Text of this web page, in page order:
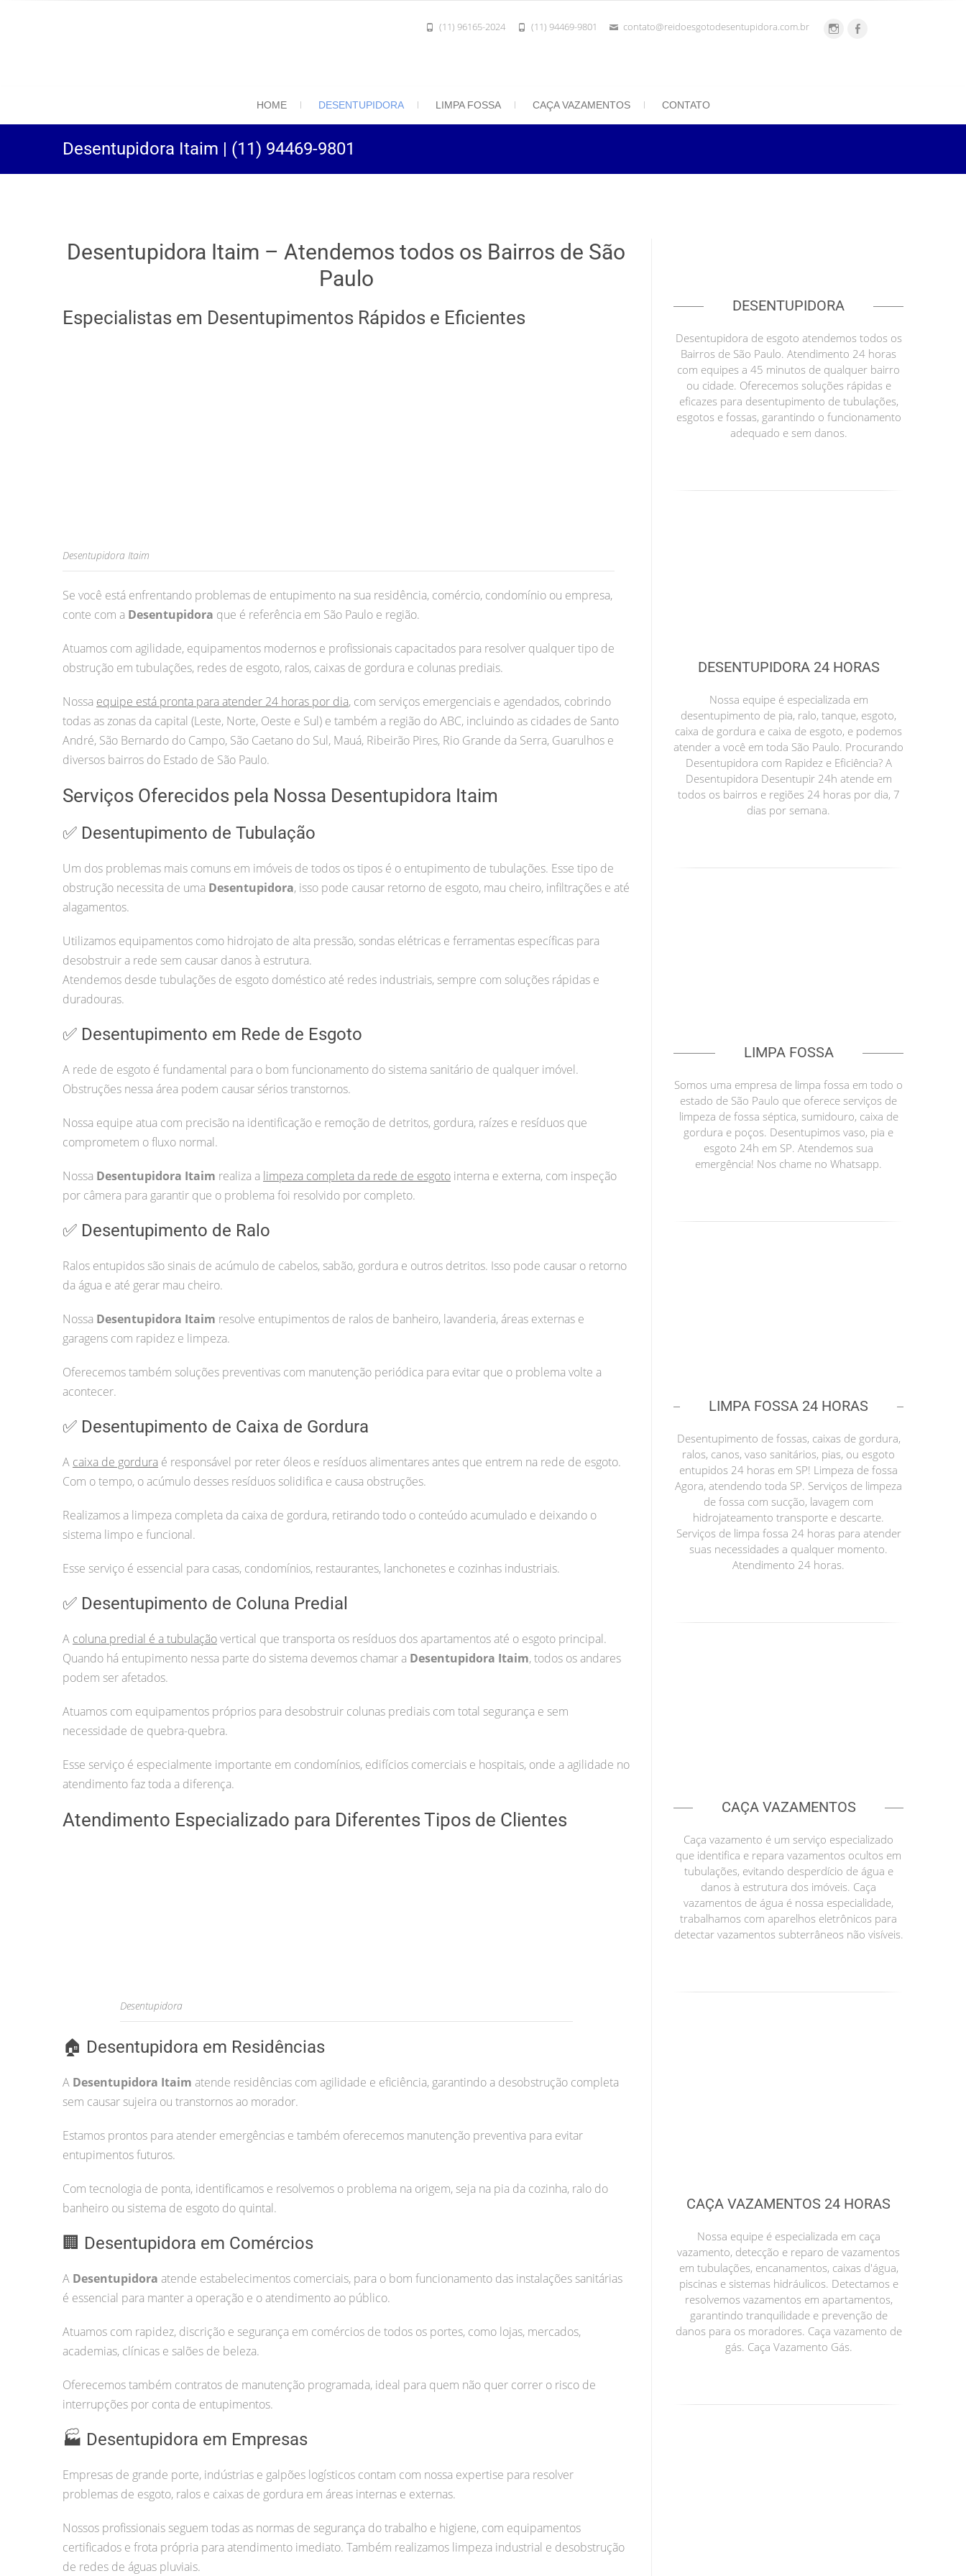
(11) 96165-2024 (11) 94469-9801 contato@reidoesgotodesentupidora.com.br
HOME DESENTUPIDORA LIMPA FOSSA CAÇA VAZAMENTOS CONTATO
Desentupidora Itaim | (11) 94469-9801
Desentupidora Itaim – Atendemos todos os Bairros de São
Paulo
Especialistas em Desentupimentos Rápidos e Eficientes
Desentupidora Itaim
Se você está enfrentando problemas de entupimento na sua residência, comércio, condomínio ou empresa,
conte com a Desentupidora que é referência em São Paulo e região.
Atuamos com agilidade, equipamentos modernos e profissionais capacitados para resolver qualquer tipo de
obstrução em tubulações, redes de esgoto, ralos, caixas de gordura e colunas prediais.
Nossa equipe está pronta para atender 24 horas por dia, com serviços emergenciais e agendados, cobrindo
todas as zonas da capital (Leste, Norte, Oeste e Sul) e também a região do ABC, incluindo as cidades de Santo
André, São Bernardo do Campo, São Caetano do Sul, Mauá, Ribeirão Pires, Rio Grande da Serra, Guarulhos e
diversos bairros do Estado de São Paulo.
Serviços Oferecidos pela Nossa Desentupidora Itaim
✅ Desentupimento de Tubulação
Um dos problemas mais comuns em imóveis de todos os tipos é o entupimento de tubulações. Esse tipo de
obstrução necessita de uma Desentupidora, isso pode causar retorno de esgoto, mau cheiro, infiltrações e até
alagamentos.
Utilizamos equipamentos como hidrojato de alta pressão, sondas elétricas e ferramentas específicas para
desobstruir a rede sem causar danos à estrutura.
Atendemos desde tubulações de esgoto doméstico até redes industriais, sempre com soluções rápidas e
duradouras.
✅ Desentupimento em Rede de Esgoto
A rede de esgoto é fundamental para o bom funcionamento do sistema sanitário de qualquer imóvel.
Obstruções nessa área podem causar sérios transtornos.
Nossa equipe atua com precisão na identificação e remoção de detritos, gordura, raízes e resíduos que
comprometem o fluxo normal.
Nossa Desentupidora Itaim realiza a limpeza completa da rede de esgoto interna e externa, com inspeção
por câmera para garantir que o problema foi resolvido por completo.
✅ Desentupimento de Ralo
Ralos entupidos são sinais de acúmulo de cabelos, sabão, gordura e outros detritos. Isso pode causar o retorno
da água e até gerar mau cheiro.
Nossa Desentupidora Itaim resolve entupimentos de ralos de banheiro, lavanderia, áreas externas e
garagens com rapidez e limpeza.
Oferecemos também soluções preventivas com manutenção periódica para evitar que o problema volte a
acontecer.
✅ Desentupimento de Caixa de Gordura
A caixa de gordura é responsável por reter óleos e resíduos alimentares antes que entrem na rede de esgoto.
Com o tempo, o acúmulo desses resíduos solidifica e causa obstruções.
Realizamos a limpeza completa da caixa de gordura, retirando todo o conteúdo acumulado e deixando o
sistema limpo e funcional.
Esse serviço é essencial para casas, condomínios, restaurantes, lanchonetes e cozinhas industriais.
✅ Desentupimento de Coluna Predial
A coluna predial é a tubulaçãovertical que transporta os resíduos dos apartamentos até o esgoto principal.
Quando há entupimento nessa parte do sistema devemos chamar a Desentupidora Itaim, todos os andares
podem ser afetados.
Atuamos com equipamentos próprios para desobstruir colunas prediais com total segurança e sem
necessidade de quebra-quebra.
Esse serviço é especialmente importante em condomínios, edifícios comerciais e hospitais, onde a agilidade no
atendimento faz toda a diferença.
Atendimento Especializado para Diferentes Tipos de Clientes
Desentupidora
🏠 Desentupidora em Residências
A Desentupidora Itaim atende residências com agilidade e eficiência, garantindo a desobstrução completa
sem causar sujeira ou transtornos ao morador.
Estamos prontos para atender emergências e também oferecemos manutenção preventiva para evitar
entupimentos futuros.
Com tecnologia de ponta, identificamos e resolvemos o problema na origem, seja na pia da cozinha, ralo do
banheiro ou sistema de esgoto do quintal.
🏢 Desentupidora em Comércios
A Desentupidora atende estabelecimentos comerciais, para o bom funcionamento das instalações sanitárias
é essencial para manter a operação e o atendimento ao público.
Atuamos com rapidez, discrição e segurança em comércios de todos os portes, como lojas, mercados,
academias, clínicas e salões de beleza.
Oferecemos também contratos de manutenção programada, ideal para quem não quer correr o risco de
interrupções por conta de entupimentos.
🏭 Desentupidora em Empresas
Empresas de grande porte, indústrias e galpões logísticos contam com nossa expertise para resolver
problemas de esgoto, ralos e caixas de gordura em áreas internas e externas.
Nossos profissionais seguem todas as normas de segurança do trabalho e higiene, com equipamentos
certificados e frota própria para atendimento imediato. Também realizamos limpeza industrial e desobstrução
de redes de águas pluviais.
DESENTUPIDORA
Desentupidora de esgoto atendemos todos os
Bairros de São Paulo. Atendimento 24 horas
com equipes a 45 minutos de qualquer bairro
ou cidade. Oferecemos soluções rápidas e
eficazes para desentupimento de tubulações,
esgotos e fossas, garantindo o funcionamento
adequado e sem danos.
DESENTUPIDORA 24 HORAS
Nossa equipe é especializada em
desentupimento de pia, ralo, tanque, esgoto,
caixa de gordura e caixa de esgoto, e podemos
atender a você em toda São Paulo. Procurando
Desentupidora com Rapidez e Eficiência? A
Desentupidora Desentupir 24h atende em
todos os bairros e regiões 24 horas por dia, 7
dias por semana.
LIMPA FOSSA
Somos uma empresa de limpa fossa em todo o
estado de São Paulo que oferece serviços de
limpeza de fossa séptica, sumidouro, caixa de
gordura e poços. Desentupimos vaso, pia e
esgoto 24h em SP. Atendemos sua
emergência! Nos chame no Whatsapp.
LIMPA FOSSA 24 HORAS
Desentupimento de fossas, caixas de gordura,
ralos, canos, vaso sanitários, pias, ou esgoto
entupidos 24 horas em SP! Limpeza de fossa
Agora, atendendo toda SP. Serviços de limpeza
de fossa com sucção, lavagem com
hidrojateamento transporte e descarte.
Serviços de limpa fossa 24 horas para atender
suas necessidades a qualquer momento.
Atendimento 24 horas.
CAÇA VAZAMENTOS
Caça vazamento é um serviço especializado
que identifica e repara vazamentos ocultos em
tubulações, evitando desperdício de água e
danos à estrutura dos imóveis. Caça
vazamentos de água é nossa especialidade,
trabalhamos com aparelhos eletrônicos para
detectar vazamentos subterrâneos não visíveis.
CAÇA VAZAMENTOS 24 HORAS
Nossa equipe é especializada em caça
vazamento, detecção e reparo de vazamentos
em tubulações, encanamentos, caixas d'água,
piscinas e sistemas hidráulicos. Detectamos e
resolvemos vazamentos em apartamentos,
garantindo tranquilidade e prevenção de
danos para os moradores. Caça vazamento de
gás. Caça Vazamento Gás.